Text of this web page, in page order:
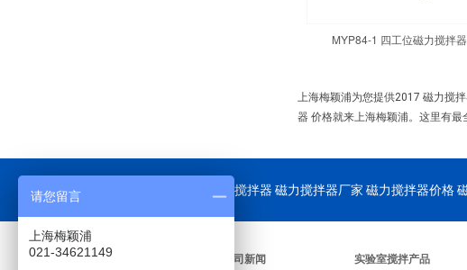
MYP84-1 四工位磁力搅拌器
上海梅颖浦为您提供2017 磁力搅
器 价格就来上海梅颖浦。这里有最
公司重点供应： 磁力搅拌器 磁力搅拌器厂家 磁力搅拌器价格
关于我们 公司新闻 实验室搅拌产品
请您留言
上海梅颖浦
021-34621149